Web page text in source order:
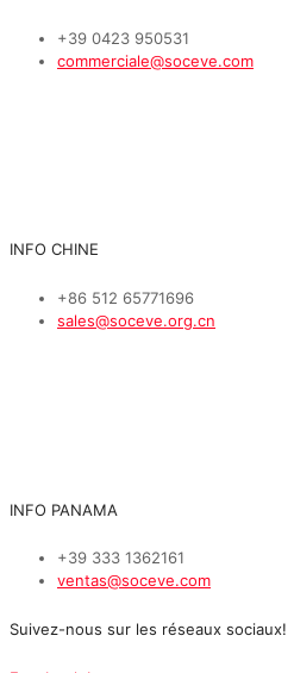
+39 0423 950531
commerciale@soceve.com
INFO CHINE
+86 512 65771696
sales@soceve.org.cn
INFO PANAMA
+39 333 1362161
ventas@soceve.com
Suivez-nous sur les réseaux sociaux!